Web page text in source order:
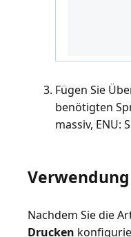
Fügen Sie
benötigten
massiv, ENU:
Nachdem Sie die
Drucken